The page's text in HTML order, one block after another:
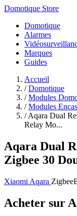
Domotique Store
Domotique
Alarmes
Marques
Guides
Accueil
/ Domotique
/ Modules
/ Modules
/ Aqara Dual
Relay Mo...
Aqara Dual
Zigbee 30
Xiaomi Aqara Zigbee
Acheter sur